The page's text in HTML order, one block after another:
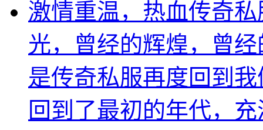
激情重温，热血传奇
光，曾经的辉煌，曾
是传奇私服再度回到
回到了最初的年代，